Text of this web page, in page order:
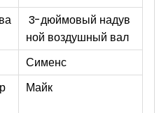
3-дюймовый надув
ной воздушный вал
Сименс
Майк